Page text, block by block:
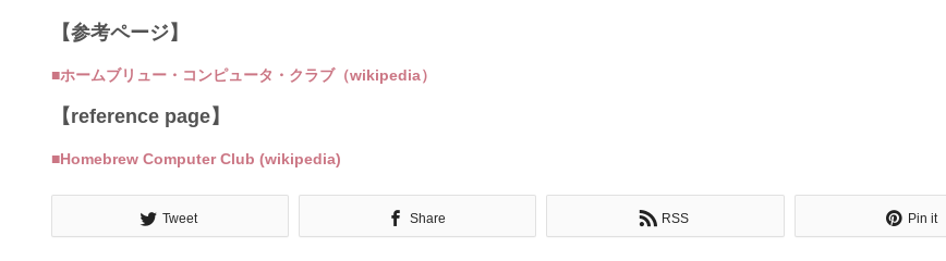
【参考ページ】
■ホームブリュー・コンピュータ・クラブ（wikipedia）
【reference page】
■Homebrew Computer Club (wikipedia)
Tweet Share RSS Pin it